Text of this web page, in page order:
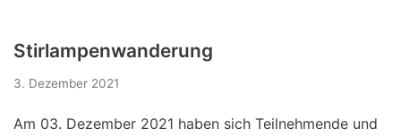
Stirlampenwanderung
3. Dezember 2021
Am 03. Dezember 2021 haben sich Teilnehmende und